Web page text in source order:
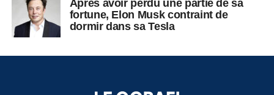
Après avoir perdu une partie de sa
fortune, Elon Musk contraint de
dormir dans sa Tesla